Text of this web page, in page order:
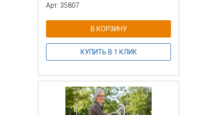
Арт: 35807
В КОРЗИНУ
КУПИТЬ В 1 КЛИК